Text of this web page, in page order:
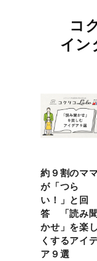
コ
イン
約９割のマ
が「つら
い！」と回
答 「読み
かせ」を楽し
くするアイ
ア９選